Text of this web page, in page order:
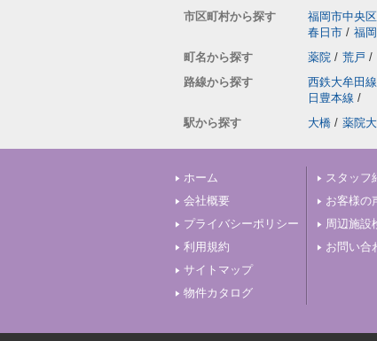
市区町村から探す 福岡市中央区
春日市 / 福
町名から探す
薬院 / 荒戸 /
路線から探す
西鉄大牟田線
日豊本線 /
駅から探す
大橋 / 薬院
ホーム
会社概要
プライバシーポリシー
利用規約
サイトマップ
物件カタログ
スタッフ
お客様の
周辺施設
お問い合